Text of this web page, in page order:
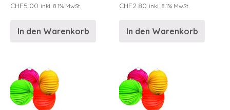
CHF5.00 inkl. 8.1% MwSt.
In den Warenkorb
CHF2.80 inkl. 8.1% MwSt.
In den Warenkorb